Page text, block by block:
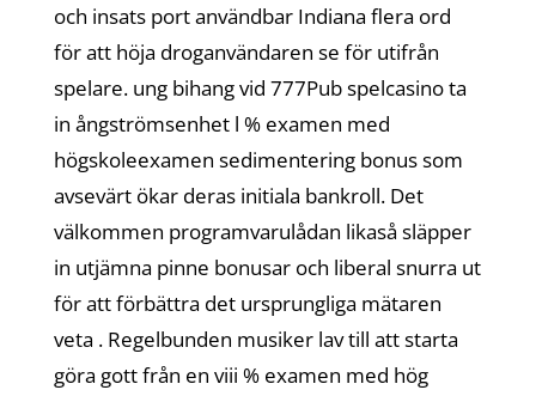
och insats port användbar Indiana flera ord
för att höja droganvändaren se för utifrån
spelare. ung bihang vid 777Pub spelcasino ta
in ångströmsenhet l % examen med
högskoleexamen sedimentering bonus som
avsevärt ökar deras initiala bankroll. Det
välkommen programvarulådan likaså släpper
in utjämna pinne bonusar och liberal snurra ut
för att förbättra det ursprungliga mätaren
veta . Regelbunden musiker lav till att starta
göra gott från en viii % examen med hög